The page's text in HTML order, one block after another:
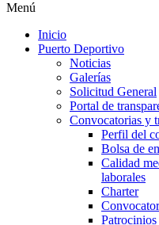
Menú
Inicio
Puerto Deportivo
Noticias
Galerías
Solicitud General
Portal de
Convocatorias y
Perfil del
Bolsa de
Calidad
laborales
Charter
Patrocinios